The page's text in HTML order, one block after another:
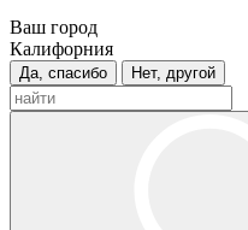
Ваш город
Калифорния
Да, спасибо Нет, другой